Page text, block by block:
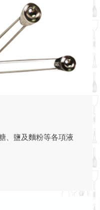
、鹽及麵粉等各項液